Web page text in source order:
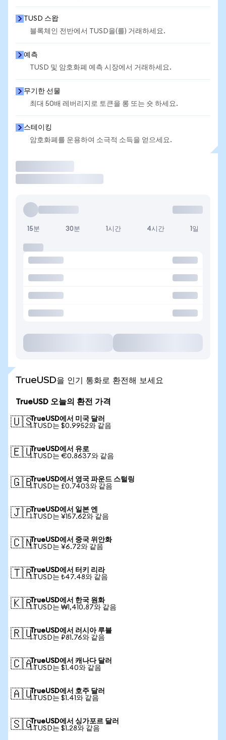
TUSD 스왑
블록체인 전반에서 TUSD을(를) 거래하세요.
예측
TUSD 및 암호화폐 예측 시장에서 거래하세요.
무기한 선물
최대 50배 레버리지로 토큰을 롱 또는 숏 하세요.
스테이킹
암호화폐를 운용하여 소극적 소득을 얻으세요.
15분 30분 1시간 4시간 1일
TrueUSD을 인기 통화로 환전해 보세요
TrueUSD 오늘의 환전 가격
🇺🇸TrueUSD에서 미국 달러
1 TUSD는 $0.9952와 같음
🇪🇺TrueUSD에서 유로
1 TUSD는 €0.8637와 같음
🇬🇧TrueUSD에서 영국 파운드 스털링
1 TUSD는 £0.7403와 같음
🇯🇵TrueUSD에서 일본 엔
1 TUSD는 ¥157.62와 같음
🇨🇳TrueUSD에서 중국 위안화
1 TUSD는 ¥6.72와 같음
🇹🇷TrueUSD에서 터키 리라
1 TUSD는 ₺47.48와 같음
🇰🇷TrueUSD에서 한국 원화
1 TUSD는 ₩1,410.87와 같음
🇷🇺TrueUSD에서 러시아 루블
1 TUSD는 ₽81.76와 같음
🇨🇦TrueUSD에서 캐나다 달러
1 TUSD는 $1.40와 같음
🇦🇺TrueUSD에서 호주 달러
1 TUSD는 $1.41와 같음
🇸🇬TrueUSD에서 싱가포르 달러
1 TUSD는 $1.28와 같음